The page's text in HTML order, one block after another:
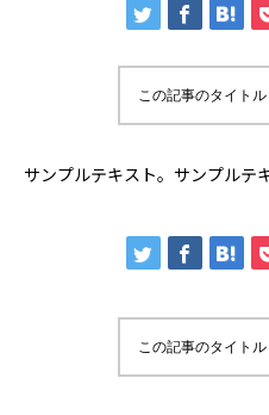
この記事のタイト
サンプルテキスト。サンプルテ
この記事のタイト